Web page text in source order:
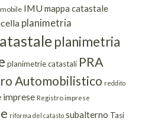
IMUmappa catastale
planimetria
planimetria
planimetrie catastali PRA
Automobilistico reddito
imprese Registro imprese
riforma del catasto subalterno Tasi